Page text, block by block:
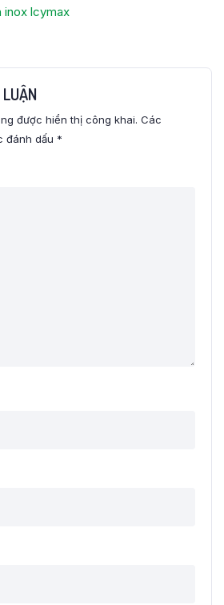
inox Icymax
được hiển thị công khai. Các
đánh dấu *